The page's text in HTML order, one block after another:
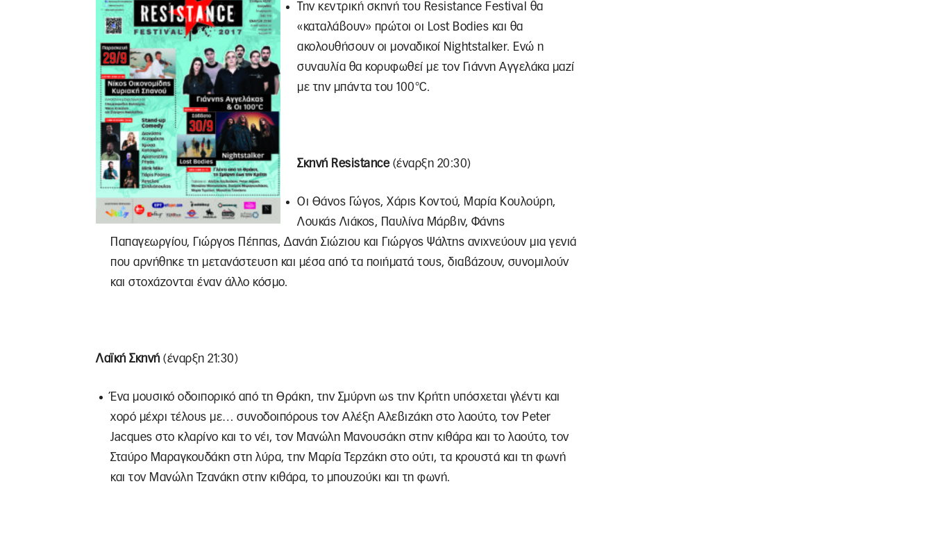
Την κεντρική σκηνή του Resistance Festival θα
«καταλάβουν» πρώτοι οι Lost Bodies και θα
ακολουθήσουν οι μοναδικοί Nightstalker. Ενώ η
συναυλία θα κορυφωθεί με τον Γιάννη Αγγελάκα μαζί
με την μπάντα του 100°C.
Σκηνή Resistance(έναρξη 20:30)
Οι Θάνος Γώγος, Χάρις Κοντού, Μαρία Κουλούρη,
Λουκάς Λιάκος, Παυλίνα Μάρβιν, Φάνης
Παπαγεωργίου, Γιώργος Πέππας, Δανάη Σιώζιου και Γιώργος Ψάλτης ανιχνεύουν μια γενιά
που αρνήθηκε τη μετανάστευση και μέσα από τα ποιήματά τους, διαβάζουν, συνομιλούν
και στοχάζονται έναν άλλο κόσμο.
Λαϊκή Σκηνή (έναρξη 21:30)
Ένα μουσικό οδοιπορικό από τη Θράκη, την Σμύρνη ως την Κρήτη υπόσχεται γλέντι και
χορό μέχρι τέλους με… συνοδοιπόρους τον Αλέξη Αλεβιζάκη στο λαούτο, τον Peter
Jacques στο κλαρίνο και το νέι, τον Μανώλη Μανουσάκη στην κιθάρα και το λαούτο, τον
Σταύρο Μαραγκουδάκη στη λύρα, την Μαρία Τερζάκη στο ούτι, τα κρουστά και τη φωνή
και τον Μανώλη Τζανάκη στην κιθάρα, το μπουζούκι και τη φωνή.